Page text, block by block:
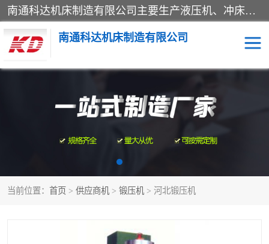
南通科达机床制造有限公司主要生产液压机、冲床、压力机等产品；本公司采用现代化企业的管理方法进行管理，立足于产品的质量管理，以优秀的品质、新颖的设计、合理的价格、完善的服务赢得广大客户的充分信赖和良好的口碑。领导层将运用科学管理方法及长期积累下来的经验和广泛领域吸取来新的技术不断调整产品结构，为市场提供精良的各类机械设备。企业将坚持与国内外各界朋友，真诚合作，共创辉煌。
南通科达机床制造有限公司
当前位置： 首页 > 供应商机 > 锻压机 > 河北锻压机
四柱液压机 液压机
卷板机